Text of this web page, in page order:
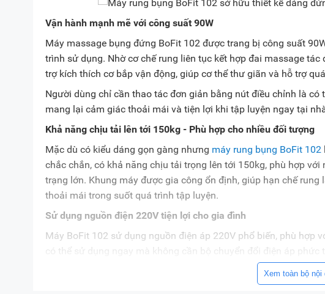
Vận hành mạnh mẽ với công suất 90W
Máy massage bụng đứng BoFit 102 được trang bị công suất
trình sử dụng. Nhờ cơ chế rung liên tục kết hợp đai massage
trợ kích thích cơ bắp vận động, giúp cơ thể thư giãn và hỗ trợ
Người dùng chỉ cần thao tác đơn giản bằng nút điều chỉnh là
mang lại cảm giác thoải mái và tiện lợi khi tập luyện ngay tại
Khả năng chịu tải lên tới 150kg - Phù hợp cho nhiều đối tượng
Mặc dù có kiểu dáng gọn gàng nhưng máy rung bụng BoFit 102
chắc chắn, có khả năng chịu tải trọng lên tới 150kg, phù hợp
trạng lớn. Khung máy được gia công ổn định, giúp hạn chế
thoải mái trong suốt quá trình tập luyện.
Sử dụng nguồn điện 220V tiện lợi cho gia đình
Máy BoFit 102 sử dụng nguồn điện áp 220V phổ biến, phù hợp
có thể sử dụng ngay mà không cần bộ chuyển đổi điện áp
102 nổi bật với khả năng chịu
Xem toàn bộ nội